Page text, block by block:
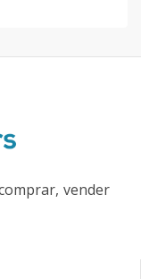
vender